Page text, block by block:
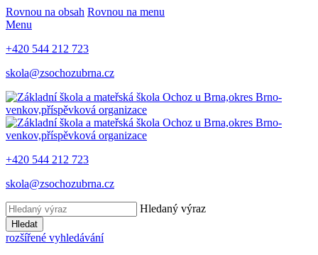
Rovnou na obsah Rovnou na menu
Menu
+420 544 212 723
skola@zsochozubrna.cz
+420 544 212 723
skola@zsochozubrna.cz
Hledaný výraz
Hledat
rozšířené vyhledávání